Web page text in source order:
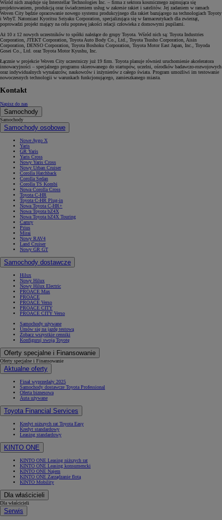
Wśród nich znajduje się Interstellar Technologies Inc. – firma z sektora kosmicznego zajmująca się
projektowaniem, produkcją oraz świadczeniem usług w zakresie rakiet i satelitów. Jej zadaniem w ramach
Woven City będzie opracowanie nowego systemu produkcyjnego dla rakiet bazującego na technologiach Toyoty
i WbyT. Natomiast Kyoritsu Seiyaku Corporation, specjalizująca się w farmaceutykach dla zwierząt,
poprowadzi projekt mający na celu poprawę jakości relacji człowieka z domowymi pupilami.
Aż 10 z 12 nowych uczestników to spółki należące do grupy Toyota. Wśród nich są: Toyota Industries
Corporation, JTEKT Corporation, Toyota Auto Body Co., Ltd., Toyota Tsusho Corporation, Aisin
Corporation, DENSO Corporation, Toyota Boshoku Corporation, Toyota Motor East Japan, Inc., Toyoda
Gosei Co., Ltd. oraz Toyota Motor Kyushu, Inc.
Łącznie w projekcie Woven City uczestniczy już 19 firm. Toyota planuje również uruchomienie akceleratora
innowacyjności – specjalnego programu skierowanego do startupów, uczelni, ośrodków badawczo-rozwojowych
oraz indywidualnych wynalazców, naukowców i inżynierów z całego świata. Program umożliwi im testowanie
nowoczesnych technologii w warunkach funkcjonującego, zamieszkanego miasta.
Kontakt
Napisz do nas
Samochody
Samochody
Samochody osobowe
Nowe Aygo X
Yaris
GR Yaris
Yaris Cross
Nowy Yaris Cross
Nowy Urban Cruiser
Corolla Hatchback
Corolla Sedan
Corolla TS Kombi
Nowa Corolla Cross
Toyota C-HR
Toyota C-HR Plug-in
Nowa Toyota C-HR+
Nowa Toyota bZ4X
Nowa Toyota bZ4X Touring
Camry
Prius
Mirai
Nowy RAV4
Land Cruiser
Nowy GR GT
Samochody dostawcze
Hilux
Nowy Hilux
Nowy Hilux Electric
PROACE Max
PROACE
PROACE Verso
PROACE CITY
PROACE CITY Verso
Samochody używane
Umów się na jazdę testową
Zobacz wszystkie cenniki
Konfiguruj swoją Toyotę
Oferty specjalne i Finansowanie
Oferty specjalne i Finansowanie
Aktualne oferty
Finał wyprzedaży 2025
Samochody dostawcze Toyota Professional
Oferta biznesowa
Auta używane
Toyota Financial Services
Kredyt niższych rat Toyota Easy
Kredyt standardowy
Leasing standardowy
KINTO ONE
KINTO ONE Leasing niższych rat
KINTO ONE Leasing konsumencki
KINTO ONE Najem
KINTO ONE Zarządzanie flotą
KINTO Mobility
Dla właścicieli
Dla właścicieli
Serwis